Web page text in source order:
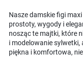
Nasze damskie figi
prostoty, wygody i
nosząc te majtki, które
i modelowanie sylwetki,
piękna i komfortowa,